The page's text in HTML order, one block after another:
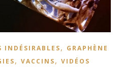
INDÉSIRABLES, GRAPHÈNE
, VACCINS, VIDÉOS